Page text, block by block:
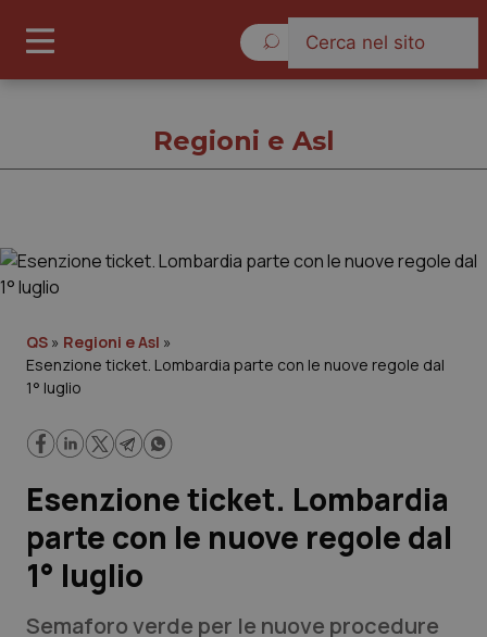
Governo e Parlamento
Regioni e Asl
Lavoro e Professioni
Scienza e Farmaci
Studi e Analisi
Regioni e Asl
QS » Regioni e Asl »
Esenzione ticket. Lombardia parte con le nuove regole dal
1° luglio
Esenzione ticket. Lombardia
parte con le nuove regole dal
1° luglio
Semaforo verde per le nuove procedure